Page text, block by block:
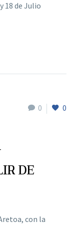
18 de Julio
0 0
DE
con la